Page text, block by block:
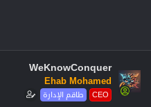
WeKnowConquer
Ehab Mohamed
طاقم الإدارة CEO